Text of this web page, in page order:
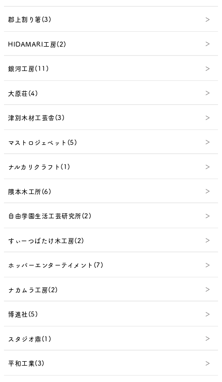
郡上割り箸(3)
HIDAMARI工房(2)
銀河工房(11)
大原荘(4)
津別木材工芸舎(3)
マストロジェペット(5)
ナルカリクラフト(1)
隈本木工所(6)
自由学園生活工芸研究所(2)
すぃーつばたけ木工房(2)
ホッパーエンターテイメント(7)
ナカムラ工房(2)
博進社(5)
スタジオ鼎(1)
平和工業(3)